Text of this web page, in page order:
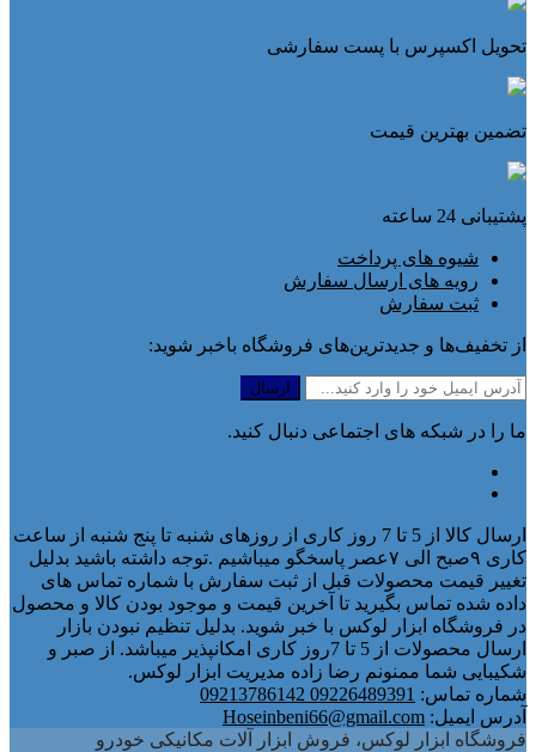
تحویل اکسپرس با پست سفارشی
تضمین بهترین قیمت
پشتیبانی 24 ساعته
شیوه های پرداخت
رویه های ارسال سفارش
ثبت سفارش
از تخفیف‌ها و جدیدترین‌های فروشگاه باخبر شوید:
ما را در شبکه های اجتماعی دنبال کنید.
ارسال کالا از 5 تا 7 روز کاری از روزهای شنبه تا پنج شنبه از ساعت
کاری ۹صبح الی ۷عصر پاسخگو میباشیم .توجه داشته باشید بدلیل
تغییر قیمت محصولات قبل از ثبت سفارش با شماره تماس های
داده شده تماس بگیرید تا آخرین قیمت و موجود بودن کالا و محصول
در فروشگاه ابزار لوکس با خبر شوید. بدلیل تنظیم نبودن بازار
ارسال محصولات از 5 تا 7روز کاری امکانپذیر میباشد. از صبر و
شکیبایی شما ممنونم رضا زاده مدیریت ابزار لوکس.
شماره تماس: 09226489391 09213786142
آدرس ایمیل: Hoseinbeni66@gmail.com
فروشگاه ابزار لوکس، فروش ابزار آلات مکانیکی خودرو